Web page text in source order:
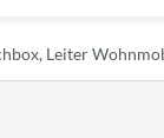
Leiter